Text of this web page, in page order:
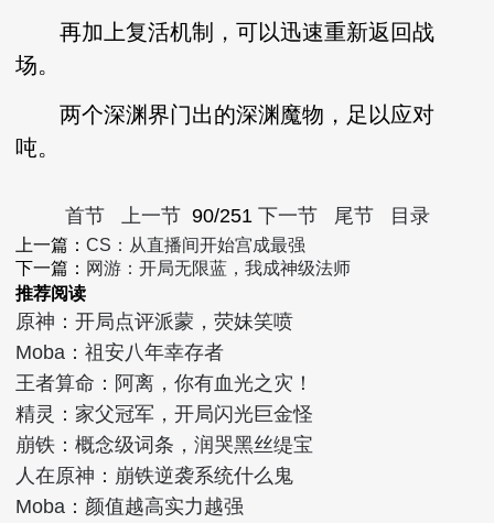
再加上复活机制，可以迅速重新返回战
场。
两个深渊界门出的深渊魔物，足以应对
吨。
首节 上一节 90/251 下一节 尾节 目录
上一篇：CS：从直播间开始宫成最强
下一篇： 网游：开局无限蓝，我成神级法师
推荐阅读
原神：开局点评派蒙，荧妹笑喷
Moba：祖安八年幸存者
王者算命：阿离，你有血光之灾！
精灵：家父冠军，开局闪光巨金怪
崩铁：概念级词条，润哭黑丝缇宝
人在原神：崩铁逆袭系统什么鬼
Moba：颜值越高实力越强